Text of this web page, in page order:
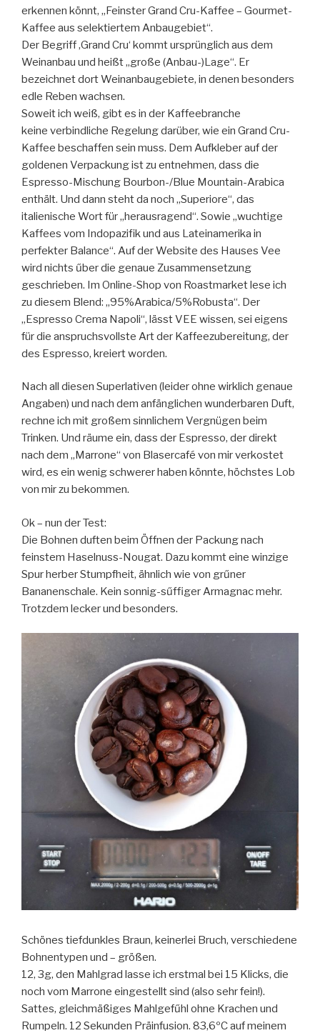
erkennen könnt, „Feinster Grand Cru-Kaffee – Gourmet-
Kaffee aus selektiertem Anbaugebiet“.
Der Begriff ‚Grand Cru‘ kommt ursprünglich aus dem
Weinanbau und heißt „große (Anbau-)Lage“. Er
bezeichnet dort Weinanbaugebiete, in denen besonders
edle Reben wachsen.
Soweit ich weiß, gibt es in der Kaffeebranche
keine verbindliche Regelung darüber, wie ein Grand Cru-
Kaffee beschaffen sein muss. Dem Aufkleber auf der
goldenen Verpackung ist zu entnehmen, dass die
Espresso-Mischung Bourbon-/Blue Mountain-Arabica
enthält. Und dann steht da noch „Superiore“, das
italienische Wort für „herausragend“. Sowie „wuchtige
Kaffees vom Indopazifik und aus Lateinamerika in
perfekter Balance“. Auf der Website des Hauses Vee
wird nichts űber die genaue Zusammensetzung
geschrieben. Im Online-Shop von Roastmarket lese ich
zu diesem Blend: „95%Arabica/5%Robusta“. Der
„Espresso Crema Napoli“, lässt VEE wissen, sei eigens
für die anspruchsvollste Art der Kaffeezubereitung, der
des Espresso, kreiert worden.
Nach all diesen Superlativen (leider ohne wirklich genaue
Angaben) und nach dem anfänglichen wunderbaren Duft,
rechne ich mit großem sinnlichem Vergnügen beim
Trinken. Und räume ein, dass der Espresso, der direkt
nach dem „Marrone“ von Blasercafé von mir verkostet
wird, es ein wenig schwerer haben könnte, höchstes Lob
von mir zu bekommen.
Ok – nun der Test:
Die Bohnen duften beim Öffnen der Packung nach
feinstem Haselnuss-Nougat. Dazu kommt eine winzige
Spur herber Stumpfheit, ähnlich wie von grűner
Bananenschale. Kein sonnig-sűffiger Armagnac mehr.
Trotzdem lecker und besonders.
Schönes tiefdunkles Braun, keinerlei Bruch, verschiedene
Bohnentypen und – größen.
12, 3g, den Mahlgrad lasse ich erstmal bei 15 Klicks, die
noch vom Marrone eingestellt sind (also sehr fein!).
Sattes, gleichmäßiges Mahlgefűhl ohne Krachen und
Rumpeln. 12 Sekunden Präinfusion. 83,6ºC auf meinem